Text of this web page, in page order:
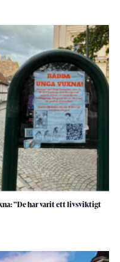
”De har varit ett livsviktigt